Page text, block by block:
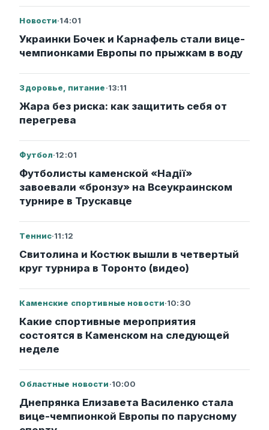
Новости·14:01
Украинки Бочек и Карнафель стали вице-
чемпионками Европы по прыжкам в воду
Здоровье, питание·13:11
Жара без риска: как защитить себя от
перегрева
Футбол·12:01
Футболисты каменской «Надії»
завоевали «бронзу» на Всеукраинском
турнире в Трускавце
Теннис·11:12
Свитолина и Костюк вышли в четвертый
круг турнира в Торонто (видео)
Каменские спортивные новости·10:30
Какие спортивные мероприятия
состоятся в Каменском на следующей
неделе
Областные новости·10:00
Днепрянка Елизавета Василенко стала
вице-чемпионкой Европы по парусному